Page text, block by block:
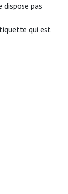
dispose pas
qui est